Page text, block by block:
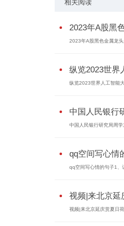
相关阅读
2023年A股黑
2023年A股黑色金属龙
纵览2023世界
纵览2023世界人工智能
中国人民银行
中国人民银行研究局周
qq空间写心情
qq空间写心情的句子1、
视频|来北京延
视频|来北京延庆赏夏日